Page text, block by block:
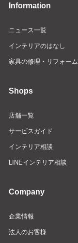
Information
ニュース一覧
インテリアのはなし
家具の修理・リフォーム
Shops
店舗一覧
サービスガイド
インテリア相談
LINEインテリア相談
Company
企業情報
法人のお客様